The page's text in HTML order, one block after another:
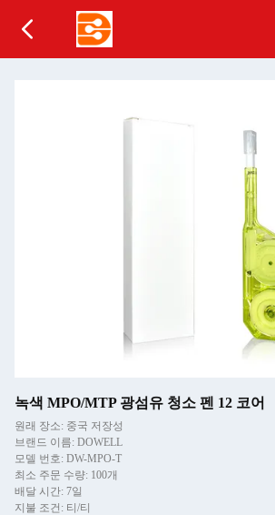
녹색 MPO/MTP 광섬유 청소 펜 12 코어
원래 장소: 중국 저장성
브랜드 이름: DOWELL
모델 번호: DW-MPO-T
최소 주문 수량: 100개
배달 시간: 7일
지불 조건: 티/티